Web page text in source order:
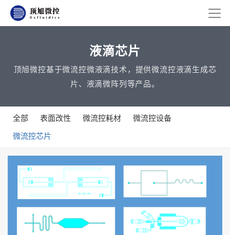
液滴芯片
顶旭微控基于微流控微液滴技术，提供微流控液滴生成芯
片、液滴微阵列等产品。
全部 表面改性 微流控耗材 微流控设备
微流控芯片